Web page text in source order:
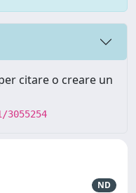
citare o creare un
ND